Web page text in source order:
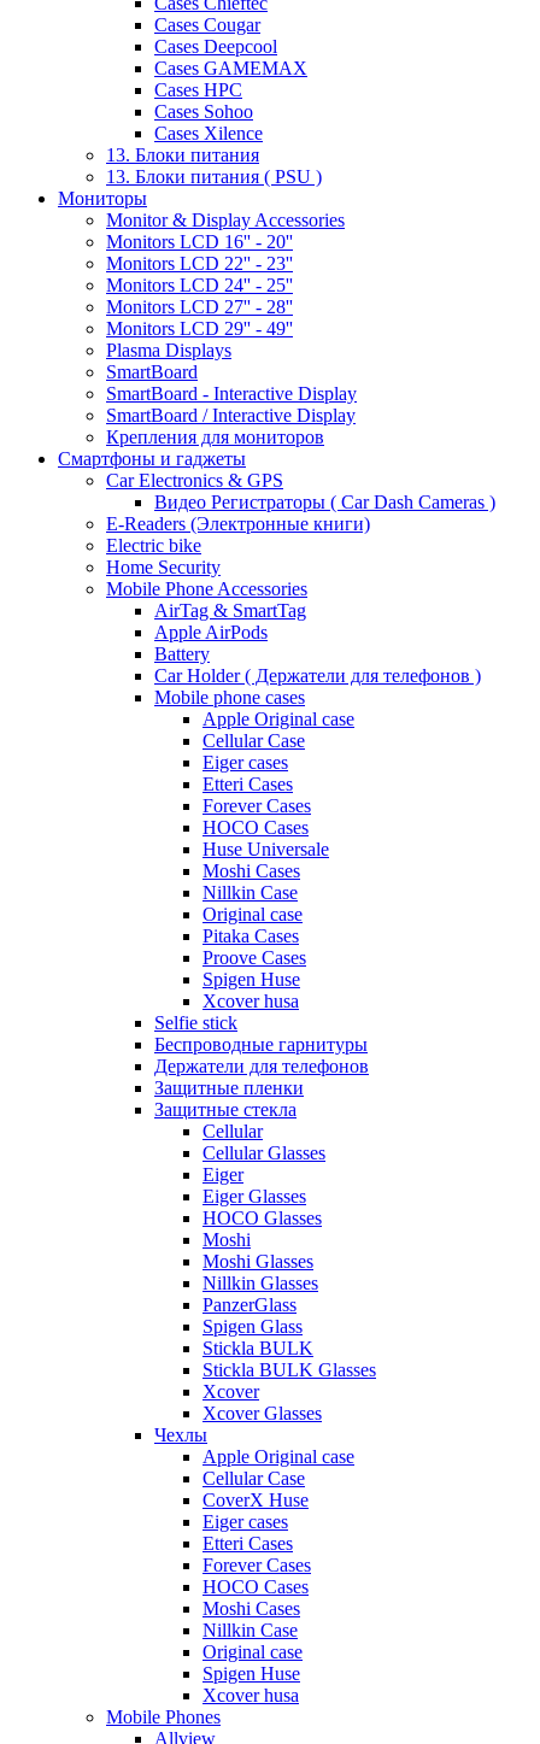
Cases Cougar
Cases Deepcool
Cases GAMEMAX
Cases HPC
Cases Sohoo
Cases Xilence
13. Блоки питания
13. Блоки питания ( PSU )
Мониторы
Monitor & Display Accessories
Monitors LCD 16'' - 20''
Monitors LCD 22'' - 23''
Monitors LCD 24'' - 25''
Monitors LCD 27'' - 28''
Monitors LCD 29'' - 49''
Plasma Displays
SmartBoard
SmartBoard - Interactive Display
SmartBoard / Interactive Display
Крепления для мониторов
Смартфоны и гаджеты
Car Electronics & GPS
Видео Регистраторы ( Car Dash Cameras )
E-Readers (Электронные книги)
Electric bike
Home Security
Mobile Phone Accessories
AirTag & SmartTag
Apple AirPods
Battery
Car Holder ( Держатели для телефонов )
Mobile phone cases
Apple Original case
Cellular Case
Eiger cases
Etteri Cases
Forever Cases
HOCO Cases
Huse Universale
Moshi Cases
Nillkin Case
Original case
Pitaka Cases
Proove Cases
Spigen Huse
Xcover husa
Selfie stick
Беспроводные гарнитуры
Держатели для телефонов
Защитные пленки
Защитные стекла
Cellular
Cellular Glasses
Eiger
Eiger Glasses
HOCO Glasses
Moshi
Moshi Glasses
Nillkin Glasses
PanzerGlass
Spigen Glass
Stickla BULK
Stickla BULK Glasses
Xcover
Xcover Glasses
Чехлы
Apple Original case
Cellular Case
CoverX Huse
Eiger cases
Etteri Cases
Forever Cases
HOCO Cases
Moshi Cases
Nillkin Case
Original case
Spigen Huse
Xcover husa
Mobile Phones
Allview